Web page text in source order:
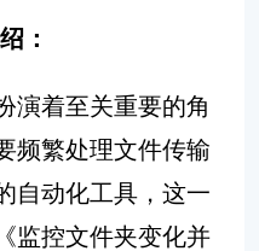
：
演着至关重要的角
频繁处理文件传输
自动化工具，这一
监控文件夹变化并